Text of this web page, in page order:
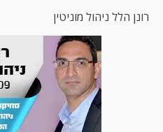
רונן הלל ניהול מוניטין